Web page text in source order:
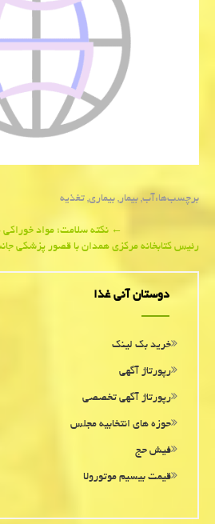
برچسب‌ها:آب,بیمار,بیماری,تغذیه
navigation
←نكته سلامت؛ مواد خوراكی
رئیس كتابخانه مركزی همدان با قصور پزشكی
دوستان آنی غذا
خرید بک لینک
رپورتاژ آگهی
رپورتاژ آگهی تخصصی
حوزه های انتخابیه مجلس
فیش حج
قیمت بیسیم موتورولا